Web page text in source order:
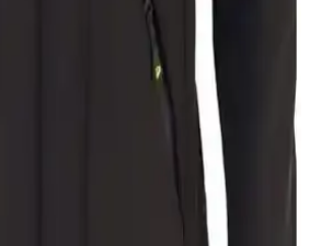
modelinin malzeme, tasarım ve
detaylı karşılaştırması, seçim
noktaları içeriyor.
Renk Hardal Kürklü Kot
hardal kürklü kot montu, 2024 sezonuna
tasarımıyla dikkat çeker. Kaliteli malzeme
sağlar.